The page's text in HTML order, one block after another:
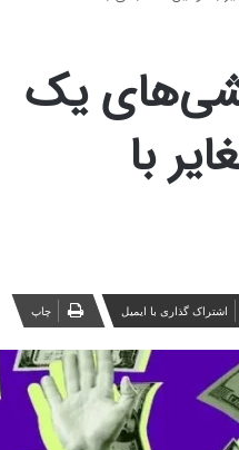
یک
با
اشتراک گذاری با ایمیل چاپ